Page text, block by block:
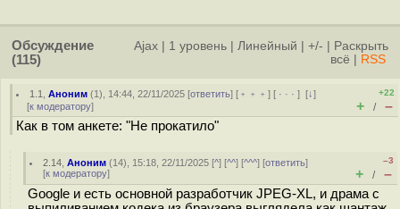
Обсуждение
(115)
Ajax 1 уровень Линейный +/-
Раскрыть
всё
RSS
1.1 ,Аноним (1), 14:44, 22/11/2025 [ответить] [ ﹢﹢﹢] [ · · ·][↓]
[к модератору]
+22
+ / –
Как в том анкете: "Не прокатило"
2.14 ,Аноним (14), 15:18, 22/11/2025 [^] [^^] [^^^] [ответить]
[к модератору]
–3
+ / –
Google и есть основной разработчик JPEG-XL, и драма с